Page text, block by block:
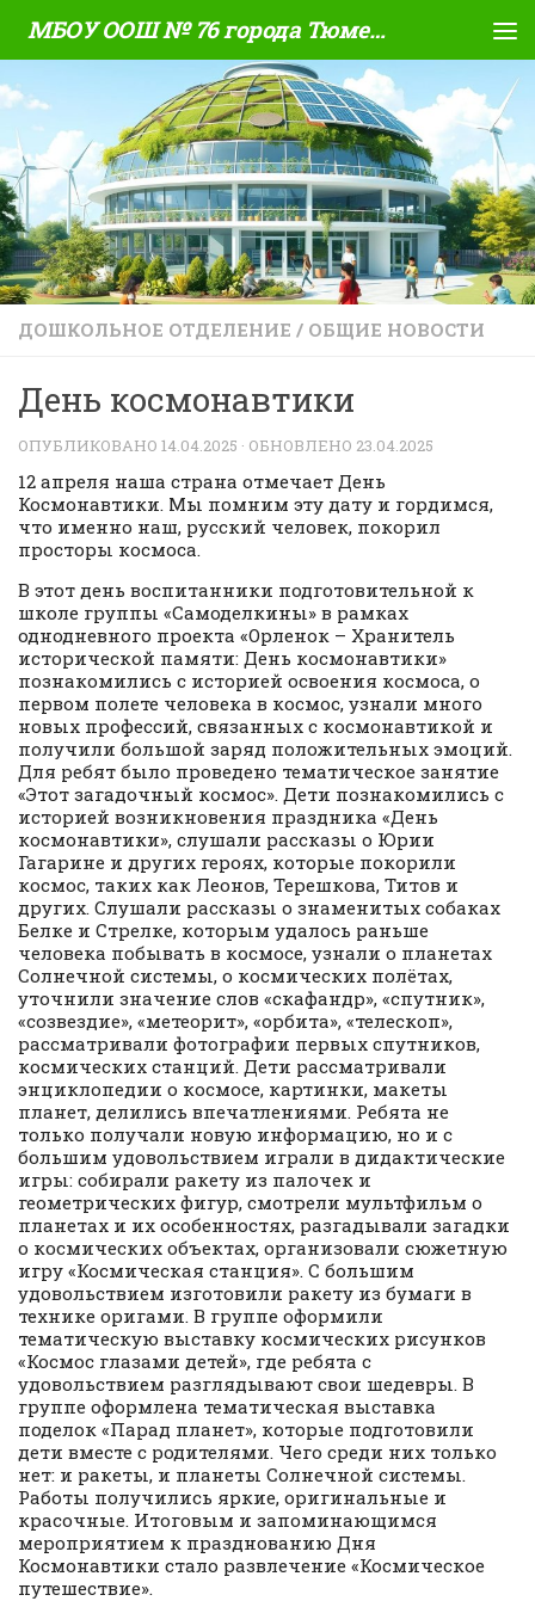
Skip to content МБОУ ООШ № 76 города Тюмени
ДОШКОЛЬНОЕ ОТДЕЛЕНИЕ / ОБЩИЕ НОВОСТИ
День космонавтики
ОПУБЛИКОВАНО 14.04.2025 · ОБНОВЛЕНО 23.04.2025
12 апреля наша страна отмечает День
Космонавтики. Мы помним эту дату и гордимся,
что именно наш, русский человек, покорил
просторы космоса.
В этот день воспитанники подготовительной к
школе группы «Самоделкины» в рамках
однодневного проекта «Орленок – Хранитель
исторической памяти: День космонавтики»
познакомились с историей освоения космоса, о
первом полете человека в космос, узнали много
новых профессий, связанных с космонавтикой и
получили большой заряд положительных эмоций.
Для ребят было проведено тематическое занятие
«Этот загадочный космос». Дети познакомились с
историей возникновения праздника «День
космонавтики», слушали рассказы о Юрии
Гагарине и других героях, которые покорили
космос, таких как Леонов, Терешкова, Титов и
других. Слушали рассказы о знаменитых собаках
Белке и Стрелке, которым удалось раньше
человека побывать в космосе, узнали о планетах
Солнечной системы, о космических полётах,
уточнили значение слов «скафандр», «спутник»,
«созвездие», «метеорит», «орбита», «телескоп»,
рассматривали фотографии первых спутников,
космических станций. Дети рассматривали
энциклопедии о космосе, картинки, макеты
планет, делились впечатлениями. Ребята не
только получали новую информацию, но и с
большим удовольствием играли в дидактические
игры: собирали ракету из палочек и
геометрических фигур, смотрели мультфильм о
планетах и их особенностях, разгадывали загадки
о космических объектах, организовали сюжетную
игру «Космическая станция». С большим
удовольствием изготовили ракету из бумаги в
технике оригами. В группе оформили
тематическую выставку космических рисунков
«Космос глазами детей», где ребята с
удовольствием разглядывают свои шедевры. В
группе оформлена тематическая выставка
поделок «Парад планет», которые подготовили
дети вместе с родителями. Чего среди них только
нет: и ракеты, и планеты Солнечной системы.
Работы получились яркие, оригинальные и
красочные. Итоговым и запоминающимся
мероприятием к празднованию Дня
Космонавтики стало развлечение «Космическое
путешествие».